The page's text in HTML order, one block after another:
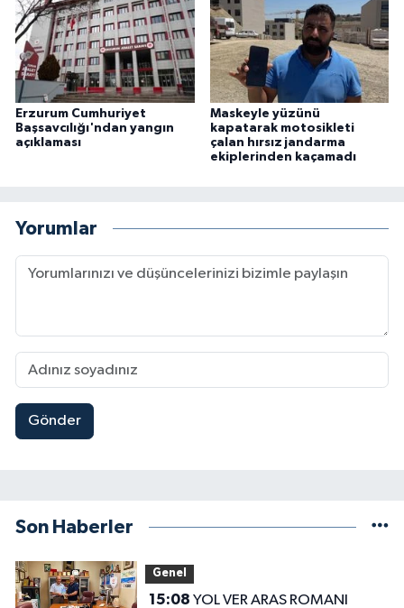
Erzurum Cumhuriyet
Başsavcılığı'ndan yangın
açıklaması
Maskeyle yüzünü
kapatarak motosikleti
çalan hırsız jandarma
ekiplerinden kaçamadı
Yorumlar
Gönder
Son Haberler
Genel
15:08